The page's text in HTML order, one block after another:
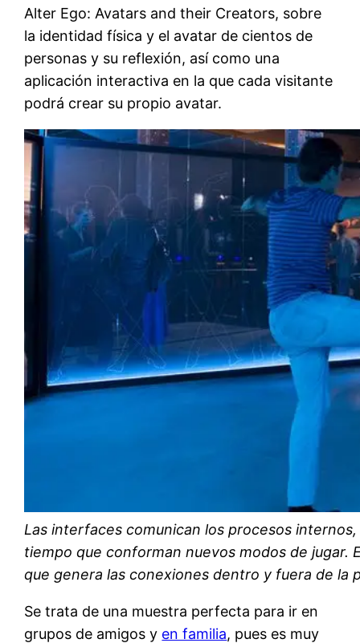
Alter Ego: Avatars and their Creators, sobre
la identidad física y el avatar de cientos de
personas y su reflexión, así como una
aplicación interactiva en la que cada visitante
podrá crear su propio avatar.
Las interfaces comunican los procesos
tiempo que conforman nuevos modos de jugar.
que genera las conexiones dentro y fuera de la
Se trata de una muestra perfecta para ir en
grupos de amigos y en familia, pues es muy